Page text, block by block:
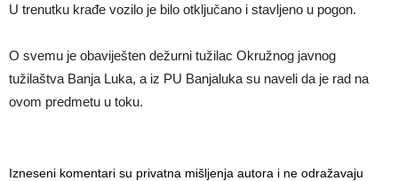
U trenutku krađe vozilo je bilo otključano i stavljeno u pogon.
O svemu je obaviješten dežurni tužilac Okružnog javnog
tužilaštva Banja Luka, a iz PU Banjaluka su naveli da je rad na
ovom predmetu u toku.
Izneseni komentari su privatna mišljenja autora i ne odražavaju